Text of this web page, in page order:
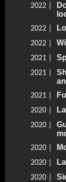
2022 |
2022 |
2022 |
2021 |
2021 |
2021 |
2020 |
2020 |
2020 |
2020 |
2020 |